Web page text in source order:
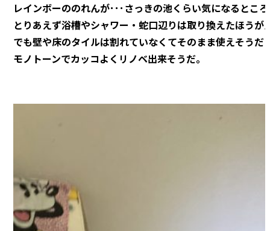
レインボーののれんが･･･さっきの池くらい気になるとこ
とりあえず浴槽やシャワー・蛇口辺りは取り換えたほうが
でも壁や床のタイルは割れていなくてそのまま使えそうだ
モノトーンでカッコよくリノベ出来そうだ。